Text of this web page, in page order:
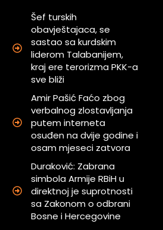
Šef turskih
obavještajaca, se
sastao sa kurdskim
liderom Talabanijem,
kraj ere terorizma PKK-a
sve bliži
Amir Pašić Faćo zbog
verbalnog zlostavljanja
putem interneta
osuđen na dvije godine i
osam mjeseci zatvora
Duraković: Zabrana
simbola Armije RBiH u
direktnoj je suprotnosti
sa Zakonom o odbrani
Bosne i Hercegovine